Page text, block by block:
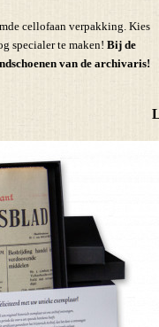
cellofaan verpakking. Kies
specialer te maken! Bij de
van de archivaris!